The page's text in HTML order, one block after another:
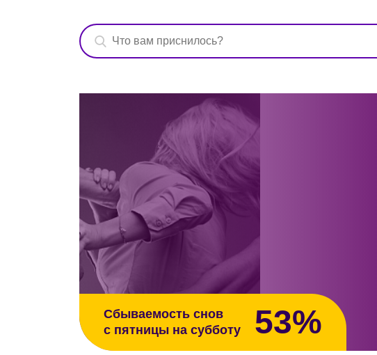
Сбываемость снов
с пятницы на субботу
53%